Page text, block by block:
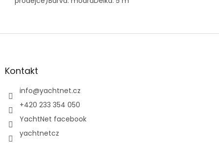
Z
aKontakt
info@yachtnet.cz
+420 233 354 050
YachtNet facebook
yachtnetcz